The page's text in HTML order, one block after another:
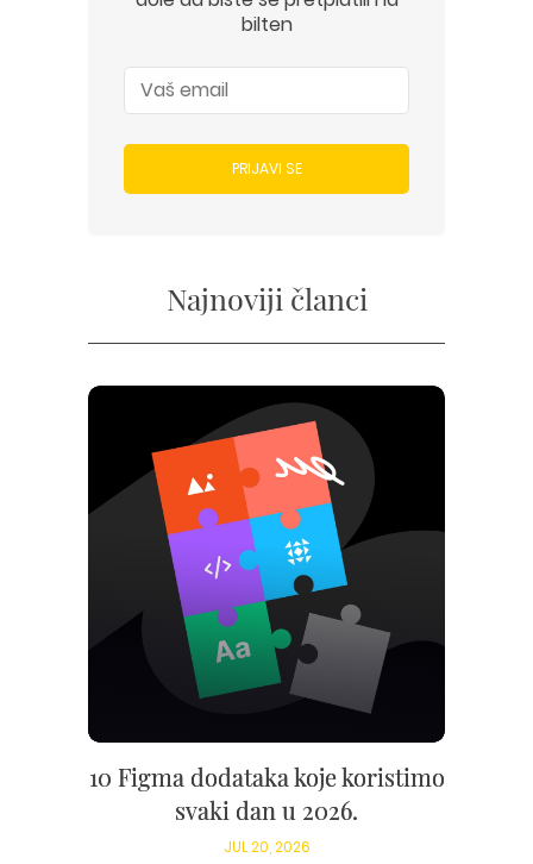
bilten
PRIJAVI SE
Najnoviji članci
10 Figma dodataka koje koristimo
svaki dan u 2026.
JUL 20, 2026